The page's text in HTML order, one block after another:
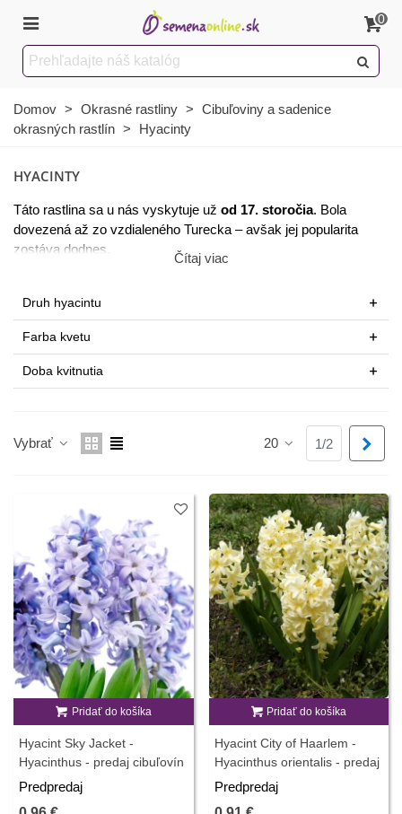
0
Domov > Okrasné rastliny > Cibuľoviny a sadenice
okrasných rastlín > Hyacinty
HYACINTY
Táto rastlina sa u nás vyskytuje už od 17. storočia. Bola
dovezená až zo vzdialeného Turecka – avšak jej popularita
zostáva dodnes.
farieb , sú pre vás hyacinty najlepšou voľbou.
Čerstvé cibule hyacintov sú zárukou
rastliny.
Hyacinty sú ajtrváce pozemné byliny. Ich okvetie sa pýši 6
Čítaj viac
Druh hyacintu
Farba kvetu
Doba kvitnutia
Vybrať 20 1/2
Pridať do košíka
Hyacint Sky Jacket -
Hyacinthus - predaj cibuľovín
- 1 ks
Predpredaj
Pridať do košíka
Hyacint City of Haarlem -
Hyacinthus orientalis - predaj
cibuľovín - 1 ks
Predpredaj